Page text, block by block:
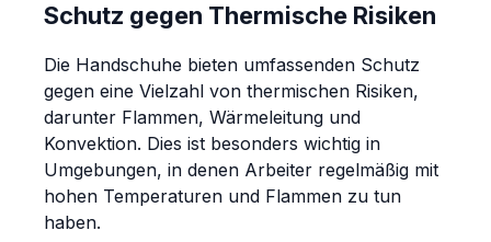
Schutz gegen Thermische Risiken
Die Handschuhe bieten umfassenden Schutz
gegen eine Vielzahl von thermischen Risiken,
darunter Flammen, Wärmeleitung und
Konvektion. Dies ist besonders wichtig in
Umgebungen, in denen Arbeiter regelmäßig mit
hohen Temperaturen und Flammen zu tun
haben.